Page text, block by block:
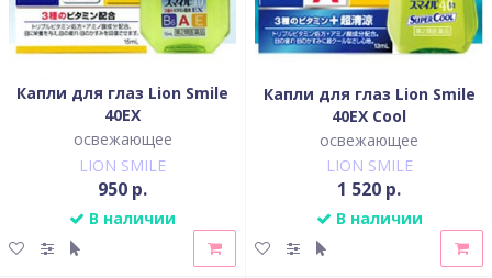
Капли для глаз Lion Smile
40EX
освежающее
LION SMILE
950 р.
В наличии
Капли для глаз Lion Smile
40EX Cool
освежающее
LION SMILE
1 520 р.
В наличии